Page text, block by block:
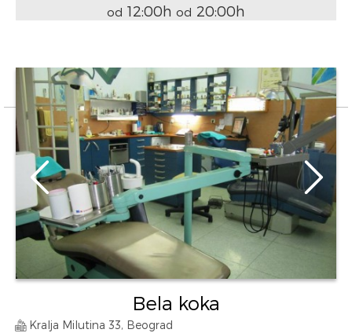
od 12:00h od 20:00h
Bela koka
Kralja Milutina 33, Beograd